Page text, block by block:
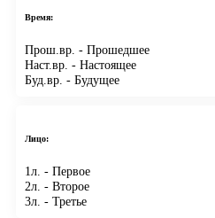
Время:
Прош.вр. - Прошедшее
Наст.вр. - Настоящее
Буд.вр. - Будущее
Лицо:
1л. - Первое
2л. - Второе
3л. - Третье